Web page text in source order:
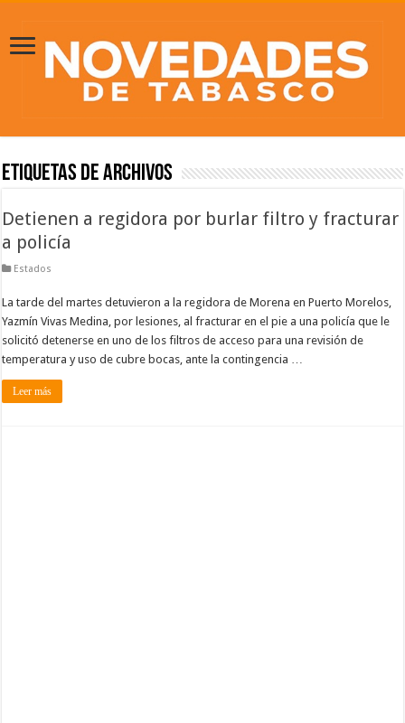
Etiquetas de Archivos
Detienen a regidora por burlar filtro y fracturar
a policía
Estados
La tarde del martes detuvieron a la regidora de Morena en Puerto Morelos,
Yazmín Vivas Medina, por lesiones, al fracturar en el pie a una policía que le
solicitó detenerse en uno de los filtros de acceso para una revisión de
temperatura y uso de cubre bocas, ante la contingencia …
Leer más